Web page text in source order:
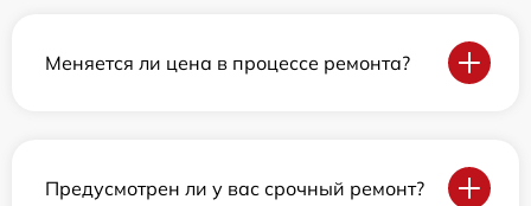
Меняется ли цена в процессе ремонта?
Предусмотрен ли у вас срочный ремонт?